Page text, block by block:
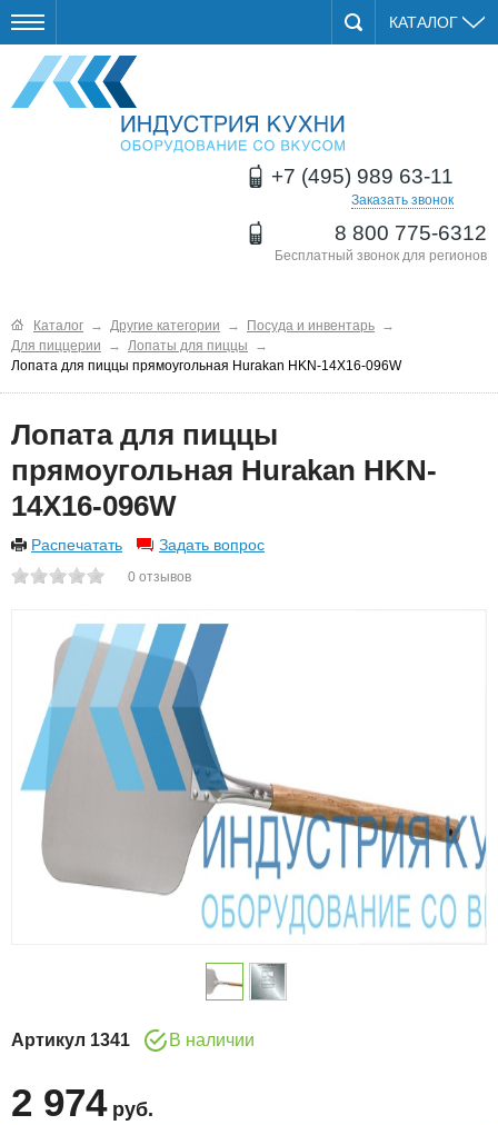
КАТАЛОГ
+7 (495) 989 63-11
Заказать звонок
8 800 775-6312
Бесплатный звонок для регионов
Каталог → Другие категории → Посуда и инвентарь →
Для пиццерии
→ Лопаты для пиццы
→
Лопата для пиццы прямоугольная Hurakan HKN-14X16-096W
Лопата для пиццы
прямоугольная Hurakan HKN-
14X16-096W
Распечатать Задать вопрос
0 отзывов
Артикул 1341 В наличии
2 974 руб.